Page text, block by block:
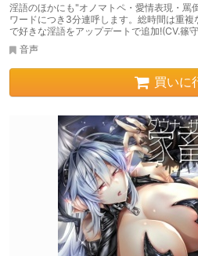
淫語のほかにも"オノマトペ・愛情表現・罵
ワードにつき3分連呼します。総時間は重
で好きな淫語をアップデートで追加!(CV.篠
音声
買いに